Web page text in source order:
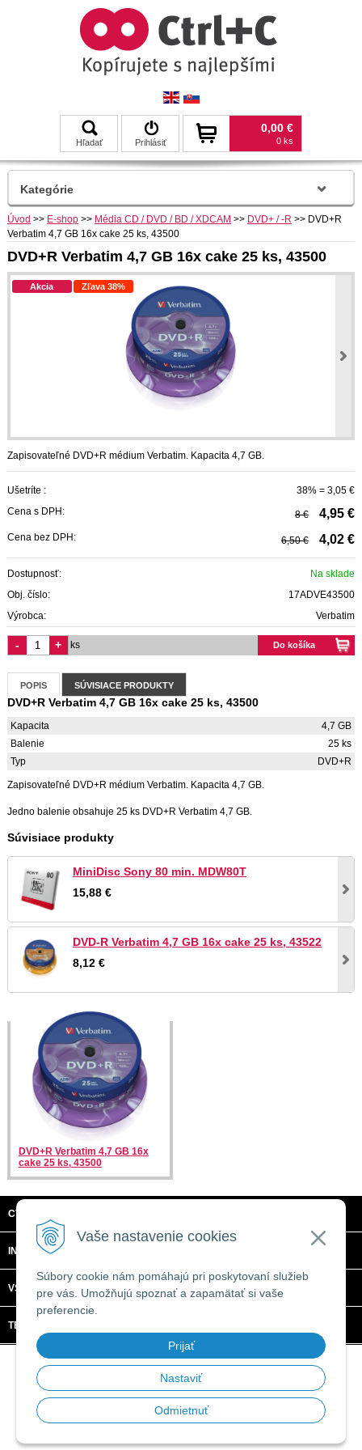
Vaše nastavenie cookies
Súbory cookie nám pomáhajú pri poskytovaní služieb
pre vás. Umožňujú spoznať a zapamätať si vaše
preferencie.
Prijať
Nastaviť
Odmietnuť
Hľadať Prihlásiť
0,00 €
0 ks
Úvod >> E-shop >> Média CD / DVD / BD / XDCAM >> DVD+ / -R >> DVD+R
Verbatim 4,7 GB 16x cake 25 ks, 43500
DVD+R Verbatim 4,7 GB 16x cake 25 ks, 43500
Akcia Zľava 38%
Zapisovateľné DVD+R médium Verbatim. Kapacita 4,7 GB.
Ušetríte :
38% = 3,05 €
Cena s DPH:
8 € 4,95 €
Cena bez DPH: 6,50 € 4,02 €
Dostupnosť:
Na sklade
Obj. číslo:
17ADVE43500
Výrobca:
Verbatim
Do košíka
- + ks
POPIS SÚVISIACE PRODUKTY
DVD+R Verbatim 4,7 GB 16x cake 25 ks, 43500
Kapacita
4,7 GB
Balenie
25 ks
Typ
DVD+R
Zapisovateľné DVD+R médium Verbatim. Kapacita 4,7 GB.
Jedno balenie obsahuje 25 ks DVD+R Verbatim 4,7 GB.
Súvisiace produkty
MiniDisc Sony 80 min. MDW80T
15,88 €
DVD-R Verbatim 4,7 GB 16x cake 25 ks, 43522
8,12 €
DVD+R Verbatim 4,7 GB 16x
cake 25 ks, 43500
Kategórie
CTRL + C, S.R.O.
INFORMÁCIE
VŠETKO O NÁKUPE
TECHNICKÉ ŠPECIFIKÁCIE
© 2026 CTRL + C, s.r.o. • tvorba eshopu cez UNIobchod
spoločnosti
WEBYGROUP